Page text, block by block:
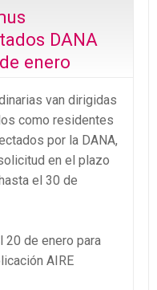
DANA
enero
van dirigidas
como residentes
por la DANA,
en el plazo
el 30 de
20 de enero para
AIRE